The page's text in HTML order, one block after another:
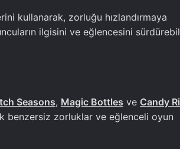
kullanarak, zorluğu hızlandırmaya
ilgisini ve eğlencesini
Seasons, Magic Bottles ve Candy
benzersiz zorluklar ve eğlenceli oyun